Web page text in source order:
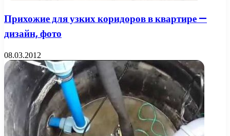
Прихожие для узких коридоров в квартире —
дизайн, фото
08.03.2012